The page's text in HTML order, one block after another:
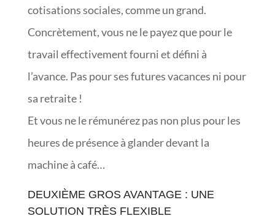
cotisations sociales, comme un grand.
Concrètement, vous ne le payez que pour le
travail effectivement fourni et défini à
l’avance. Pas pour ses futures vacances ni pour
sa retraite !
Et vous ne le rémunérez pas non plus pour les
heures de présence à glander devant la
machine à café…
DEUXIÈME GROS AVANTAGE : UNE
SOLUTION TRÈS FLEXIBLE